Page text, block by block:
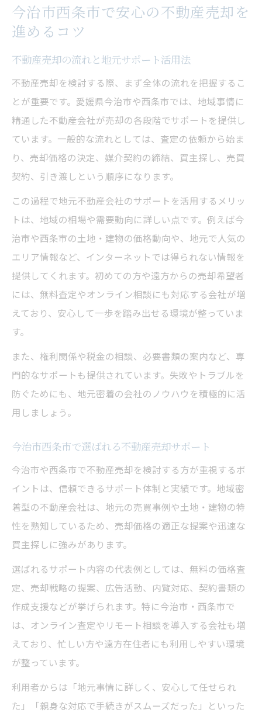
信頼できるサポート体制の見極め方とは
不動産売却で重視したいサポート体制とは
担当者の対応力で不動産売却が変わる理由
信頼できる不動産売却サポートの特徴
無料相談や査定の活用で安心の売却を実現
口コミや評判から見るサポート体制の実力
不動産売却の成功は地元密着型サポートから
地元密着型不動産売却サポートの強み
今治市西条市の不動産売却で選ぶべき会社
地域情報を活かした不動産売却のコツ
地元の評判が良い不動産売却サポートとは
相続や空き家管理に強い売却サポート事例
相続物件の不動産売却サポート体制を解説
相続や空き家で役立つ売却の相談ポイント
不動産売却で生じる権利関係の整理方法
専門家連携で安心の相続不動産売却が可能
複数の査定で高値売却を狙うポイント解説
不動産売却で査定額に差が出る理由とは
一括査定サービスで不動産売却を有利に
オンライン相談で手間なく売却を実現する秘訣
忙しい方も安心のオンライン不動産売却
オンライン対応で広がる売却サポート体制
非対面で進める不動産売却の最新トレンド
現地調査もオンラインで手軽に依頼できる
今治市西条市で安心の不動産売却を
進めるコツ
不動産売却の流れと地元サポート活用法
不動産売却を検討する際、まず全体の流れを把握するこ
とが重要です。愛媛県今治市や西条市では、地域事情に
精通した不動産会社が売却の各段階でサポートを提供し
ています。一般的な流れとしては、査定の依頼から始ま
り、売却価格の決定、媒介契約の締結、買主探し、売買
契約、引き渡しという順序になります。
この過程で地元不動産会社のサポートを活用するメリッ
トは、地域の相場や需要動向に詳しい点です。例えば今
治市や西条市の土地・建物の価格動向や、地元で人気の
エリア情報など、インターネットでは得られない情報を
提供してくれます。初めての方や遠方からの売却希望者
には、無料査定やオンライン相談にも対応する会社が増
えており、安心して一歩を踏み出せる環境が整っていま
す。
また、権利関係や税金の相談、必要書類の案内など、専
門的なサポートも提供されています。失敗やトラブルを
防ぐためにも、地元密着の会社のノウハウを積極的に活
用しましょう。
今治市西条市で選ばれる不動産売却サポート
今治市や西条市で不動産売却を検討する方が重視するポ
イントは、信頼できるサポート体制と実績です。地域密
着型の不動産会社は、地元の売買事例や土地・建物の特
性を熟知しているため、売却価格の適正な提案や迅速な
買主探しに強みがあります。
選ばれるサポート内容の代表例としては、無料の価格査
定、売却戦略の提案、広告活動、内覧対応、契約書類の
作成支援などが挙げられます。特に今治市・西条市で
は、オンライン査定やリモート相談を導入する会社も増
えており、忙しい方や遠方在住者にも利用しやすい環境
が整っています。
利用者からは「地元事情に詳しく、安心して任せられ
た」「親身な対応で手続きがスムーズだった」といった